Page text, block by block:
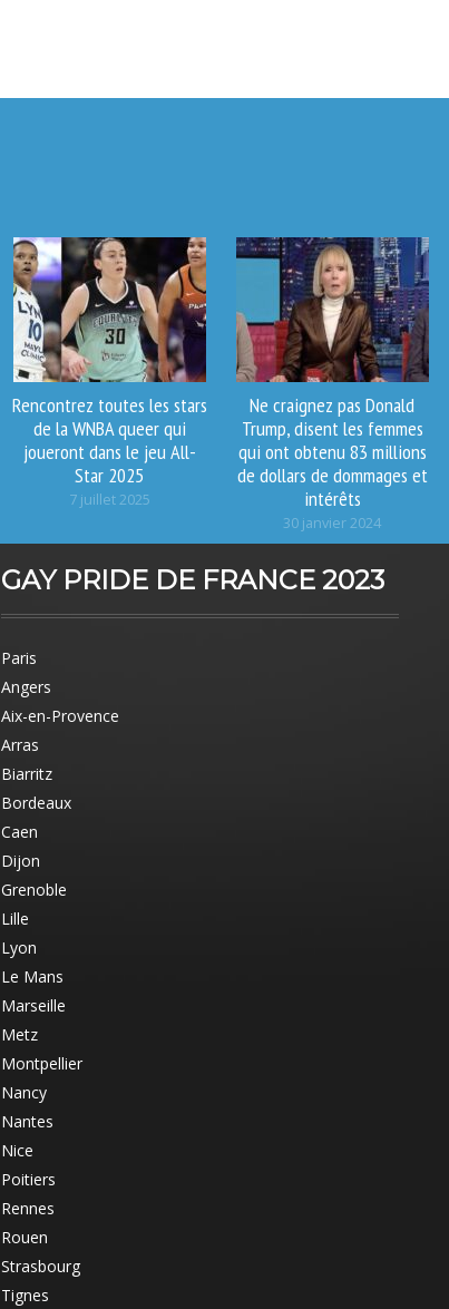
Rencontrez toutes les stars
de la WNBA queer qui
joueront dans le jeu All-
Star 2025
7 juillet 2025
Ne craignez pas Donald
Trump, disent les femmes
qui ont obtenu 83 millions
de dollars de dommages et
intérêts
30 janvier 2024
GAY PRIDE DE FRANCE 2023
Paris
Angers
Aix-en-Provence
Arras
Biarritz
Bordeaux
Caen
Dijon
Grenoble
Lille
Lyon
Le Mans
Marseille
Metz
Montpellier
Nancy
Nantes
Nice
Poitiers
Rennes
Rouen
Strasbourg
Tignes